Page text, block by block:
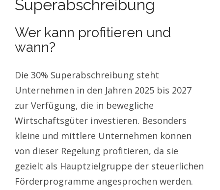
Superabschreibung
Wer kann profitieren und
wann?
Die 30% Superabschreibung steht
Unternehmen in den Jahren 2025 bis 2027
zur Verfügung, die in bewegliche
Wirtschaftsgüter investieren. Besonders
kleine und mittlere Unternehmen können
von dieser Regelung profitieren, da sie
gezielt als Hauptzielgruppe der steuerlichen
Förderprogramme angesprochen werden.